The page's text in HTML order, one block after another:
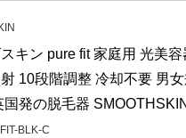
キン pure fit 家庭用 光美
10段階調整 冷却不要 男
国発の脱毛器
BLK-C